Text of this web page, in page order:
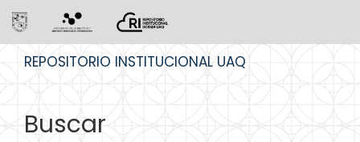
REPOSITORIO INSTITUCIONAL UAQ
Buscar